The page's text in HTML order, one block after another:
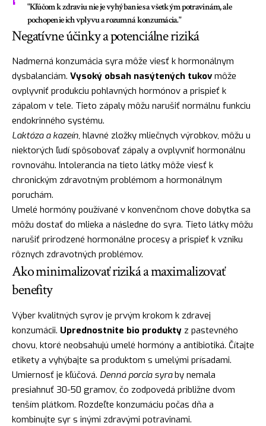
"Kľúčom k zdraviu nie je vyhýbanie sa všetkým potravinám, ale
pochopenie ich vplyvu a rozumná konzumácia."
Negatívne účinky a potenciálne riziká
Nadmerná konzumácia syra môže viesť k hormonálnym
dysbalanciám. Vysoký obsah nasýtených tukovmôže
ovplyvniť produkciu pohlavných hormónov a prispieť k
zápalom v tele. Tieto zápaly môžu narušiť normálnu funkciu
endokrinného systému.
Laktóza a kazeín, hlavné zložky mliečnych výrobkov, môžu u
niektorých ľudí spôsobovať zápaly a ovplyvniť hormonálnu
rovnováhu. Intolerancia na tieto látky môže viesť k
chronickým zdravotným problémom a hormonálnym
poruchám.
Umelé hormóny používané v konvenčnom chove dobytka sa
môžu dostať do mlieka a následne do syra. Tieto látky môžu
narušiť prirodzené hormonálne procesy a prispieť k vzniku
rôznych zdravotných problémov.
Ako minimalizovať riziká a maximalizovať
benefity
Výber kvalitných syrov je prvým krokom k zdravej
konzumácii. Uprednostnite bio produkty z pastevného
chovu, ktoré neobsahujú umelé hormóny a antibiotiká. Čítajte
etikety a vyhýbajte sa produktom s umelými prísadami.
Umiernosť je kľúčová. Denná porcia syraby nemala
presiahnuť 30-50 gramov, čo zodpovedá približne dvom
tenším plátkom. Rozdeľte konzumáciu počas dňa a
kombinujte syr s inými zdravými potravinami.